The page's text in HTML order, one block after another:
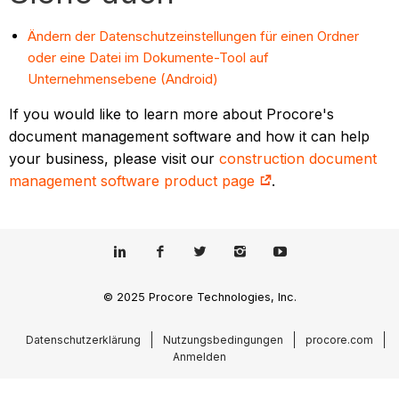
Ändern der Datenschutzeinstellungen für einen Ordner
oder eine Datei im Dokumente-Tool auf
Unternehmensebene (Android)
If you would like to learn more about Procore's
document management software and how it can help
your business, please visit ourconstruction document
management software product page
.
© 2025 Procore Technologies, Inc.
Datenschutzerklärung Nutzungsbedingungen
procore.com
Anmelden